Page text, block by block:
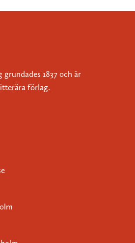
1837 och är
förlag.